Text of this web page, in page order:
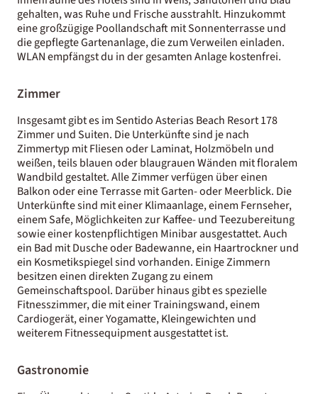
gehalten, was Ruhe und Frische ausstrahlt. Hinzukommt
eine großzügige Poollandschaft mit Sonnenterrasse und
die gepflegte Gartenanlage, die zum Verweilen einladen.
WLAN empfängst du in der gesamten Anlage kostenfrei.
Zimmer
Insgesamt gibt es im Sentido Asterias Beach Resort 178
Zimmer und Suiten. Die Unterkünfte sind je nach
Zimmertyp mit Fliesen oder Laminat, Holzmöbeln und
weißen, teils blauen oder blaugrauen Wänden mit floralem
Wandbild gestaltet. Alle Zimmer verfügen über einen
Balkon oder eine Terrasse mit Garten- oder Meerblick. Die
Unterkünfte sind mit einer Klimaanlage, einem Fernseher,
einem Safe, Möglichkeiten zur Kaffee- und Teezubereitung
sowie einer kostenpflichtigen Minibar ausgestattet. Auch
ein Bad mit Dusche oder Badewanne, ein Haartrockner und
ein Kosmetikspiegel sind vorhanden. Einige Zimmern
besitzen einen direkten Zugang zu einem
Gemeinschaftspool. Darüber hinaus gibt es spezielle
Fitnesszimmer, die mit einer Trainingswand, einem
Cardiogerät, einer Yogamatte, Kleingewichten und
weiterem Fitnessequipment ausgestattet ist.
Gastronomie